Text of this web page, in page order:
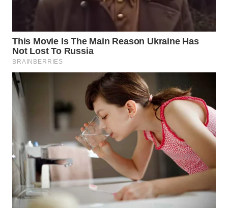
SUBANG
WN
SUKABUMI
WN
PURWAKARTA
WN
SEMARANG
WN
SOLO